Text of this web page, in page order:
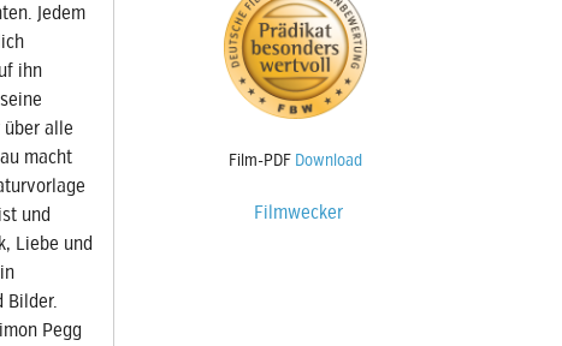
Jedem
ihn
über alle
macht
und
Liebe und
Bilder.
Pegg
Film-PDF Download
Filmwecker